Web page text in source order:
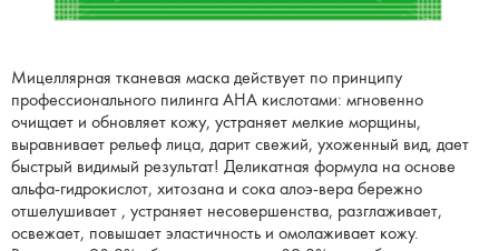
Мицеллярная тканевая маска действует по принципу
профессионального пилинга AHA кислотами: мгновенно
очищает и обновляет кожу, устраняет мелкие морщины,
выравнивает рельеф лица, дарит свежий, ухоженный вид, дает
быстрый видимый результат! Деликатная формула на основе
альфа-гидрокислот, хитозана и сока алоэ-вера бережно
отшелушивает , устраняет несовершенства, разглаживает,
освежает, повышает эластичность и омолаживает кожу.